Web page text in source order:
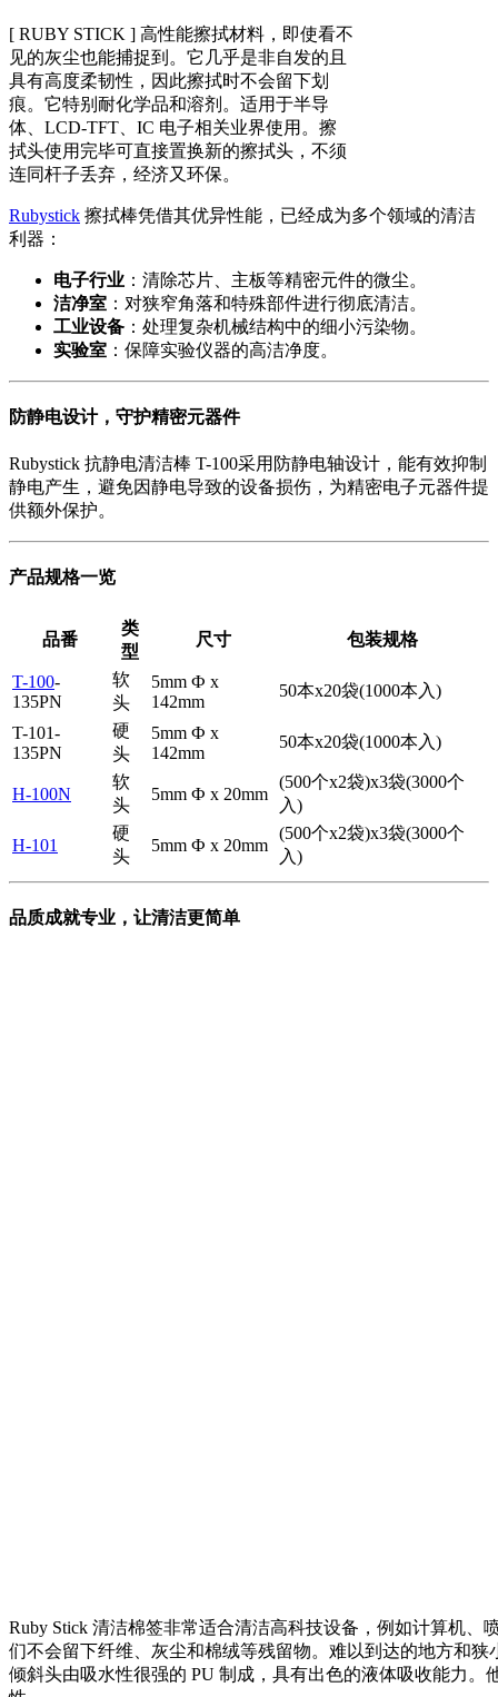
[ RUBY STICK ] 高性能擦拭材料，即使看不
见的灰尘也能捕捉到。它几乎是非自发的且
具有高度柔韧性，因此擦拭时不会留下划
痕。它特别耐化学品和溶剂。适用于半导
体、LCD-TFT、IC 电子相关业界使用。擦
拭头使用完毕可直接置换新的擦拭头，不须
连同杆子丢弃，经济又环保。
Rubystick 擦拭棒凭借其优异性能，已经成为多个领域的清洁
利器：
电子行业 ：清除芯片、主板等精密元件的微尘。
洁净室 ：对狭窄角落和特殊部件进行彻底清洁。
工业设备 ：处理复杂机械结构中的细小污染物。
实验室 ：保障实验仪器的高洁净度。
防静电设计，守护精密元器件
Rubystick 抗静电清洁棒 T-100采用防静电轴设计，能有效抑制
静电产生，避免因静电导致的设备损伤，为精密电子元器件提
供额外保护。
产品规格一览
品番
类
型
尺寸 包装规格
T-100-
135PN
软
头
5mm Ф x
142mm
50本x20袋(1000本入)
T-101-
135PN
硬
头
5mm Ф x
142mm
50本x20袋(1000本入)
H-100N
软
头
5mm Ф x 20mm
(500个x2袋)x3袋(3000个
入)
H-101
硬
头
5mm Ф x 20mm
(500个x2袋)x3袋(3000个
入)
品质成就专业，让清洁更简单
Ruby Stick 清洁棉签非常适合清洁高科技设备，例如计算机、
们不会留下纤维、灰尘和棉绒等残留物。难以到达的地方和
倾斜头由吸水性很强的 PU 制成，具有出色的液体吸收能力。